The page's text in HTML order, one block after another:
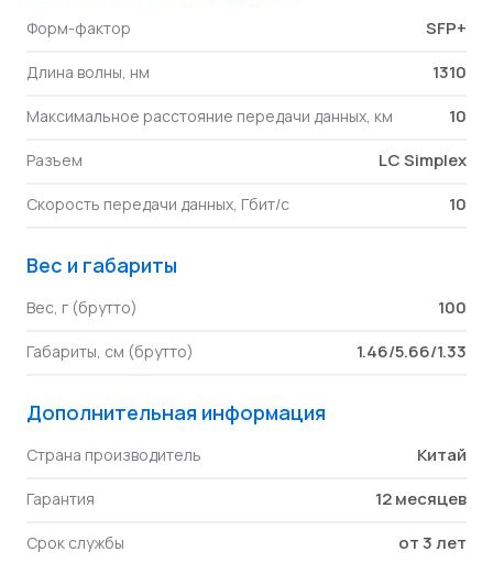
Форм-фактор SFP+
Длина волны, нм 1310
Максимальное расстояние передачи данных, км 10
Разъем LC Simplex
Скорость передачи данных, Гбит/с 10
Вес и габариты
Вес, г (брутто) 100
Габариты, см (брутто) 1.46/5.66/1.33
Дополнительная информация
Страна производитель Китай
Гарантия 12 месяцев
Срок службы от 3 лет